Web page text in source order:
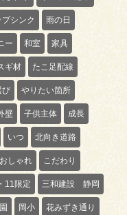
プシンク 雨の日
ー 和室 家具
ギ材 たこ足配線
び やりたい箇所
壁 子供主体 成長
いつ 北向き道路
おしゃれ こだわり
11限定 三和建設 静岡
岡小 花みずき通り